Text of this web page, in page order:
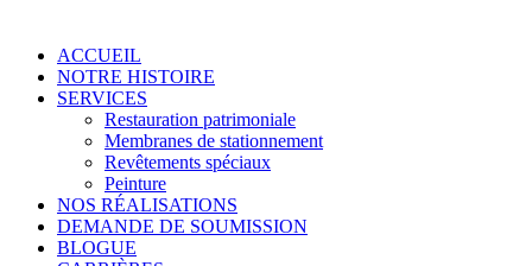
ACCUEIL
NOTRE HISTOIRE
SERVICES
Restauration patrimoniale
Membranes de stationnement
Revêtements spéciaux
Peinture
NOS RÉALISATIONS
DEMANDE DE SOUMISSION
BLOGUE